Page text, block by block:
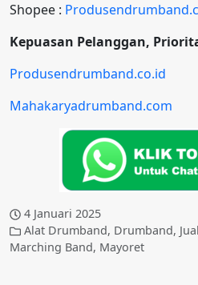
Shopee :
Kepuasan Pelanggan,
Produsendrumband.co.id
Mahakaryadrumband.com
4 Januari 2025
Alat Drumband, Drumband,
Marching Band, Mayoret